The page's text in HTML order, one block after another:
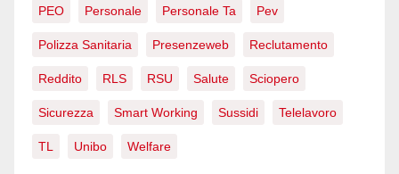
PEO Personale Personale Ta Pev
Polizza Sanitaria Presenzeweb Reclutamento
Reddito RLS RSU Salute Sciopero
Sicurezza Smart Working Sussidi Telelavoro
TL Unibo Welfare